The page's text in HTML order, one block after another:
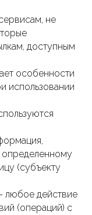
не
доступным
особенности
использовании
определенному
(субъекту
любое действие
(операций) с